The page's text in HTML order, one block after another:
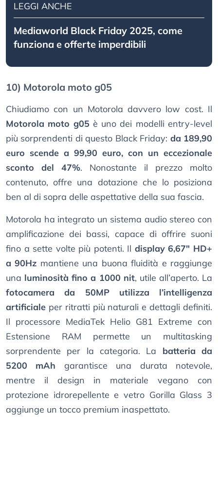
LEGGI ANCHE
Mediaworld Black Friday 2025, come
funziona e offerte imperdibili
10) Motorola moto g05
Chiudiamo con un Motorola davvero low cost. Il
Motorola moto g05 è uno dei modelli entry-level
più sorprendenti di questo Black Friday: da 189,90
euro scende a 99,90 euro, con un eccezionale
sconto del 47%. Nonostante il prezzo molto
contenuto, offre una dotazione che lo posiziona
ben al di sopra delle aspettative della sua fascia.
Motorola ha integrato un sistema audio stereo con
amplificazione dei bassi, capace di offrire suoni
fino a sette volte più potenti. Il display 6,67" HD+
a 90Hz mantiene una buona fluidità e raggiunge
una luminosità fino a 1000 nit, utile all’aperto. La
fotocamera da 50MP utilizza l’intelligenza
artificiale per ritratti più naturali e dettagli definiti.
Il processore MediaTek Helio G81 Extreme con
Estensione RAM permette un multitasking
sorprendente per la categoria. La batteria da
5200 mAh garantisce una durata notevole,
mentre il design in materiale vegano con
protezione idrorepellente e vetro Gorilla Glass 3
aggiunge un tocco premium inaspettato.